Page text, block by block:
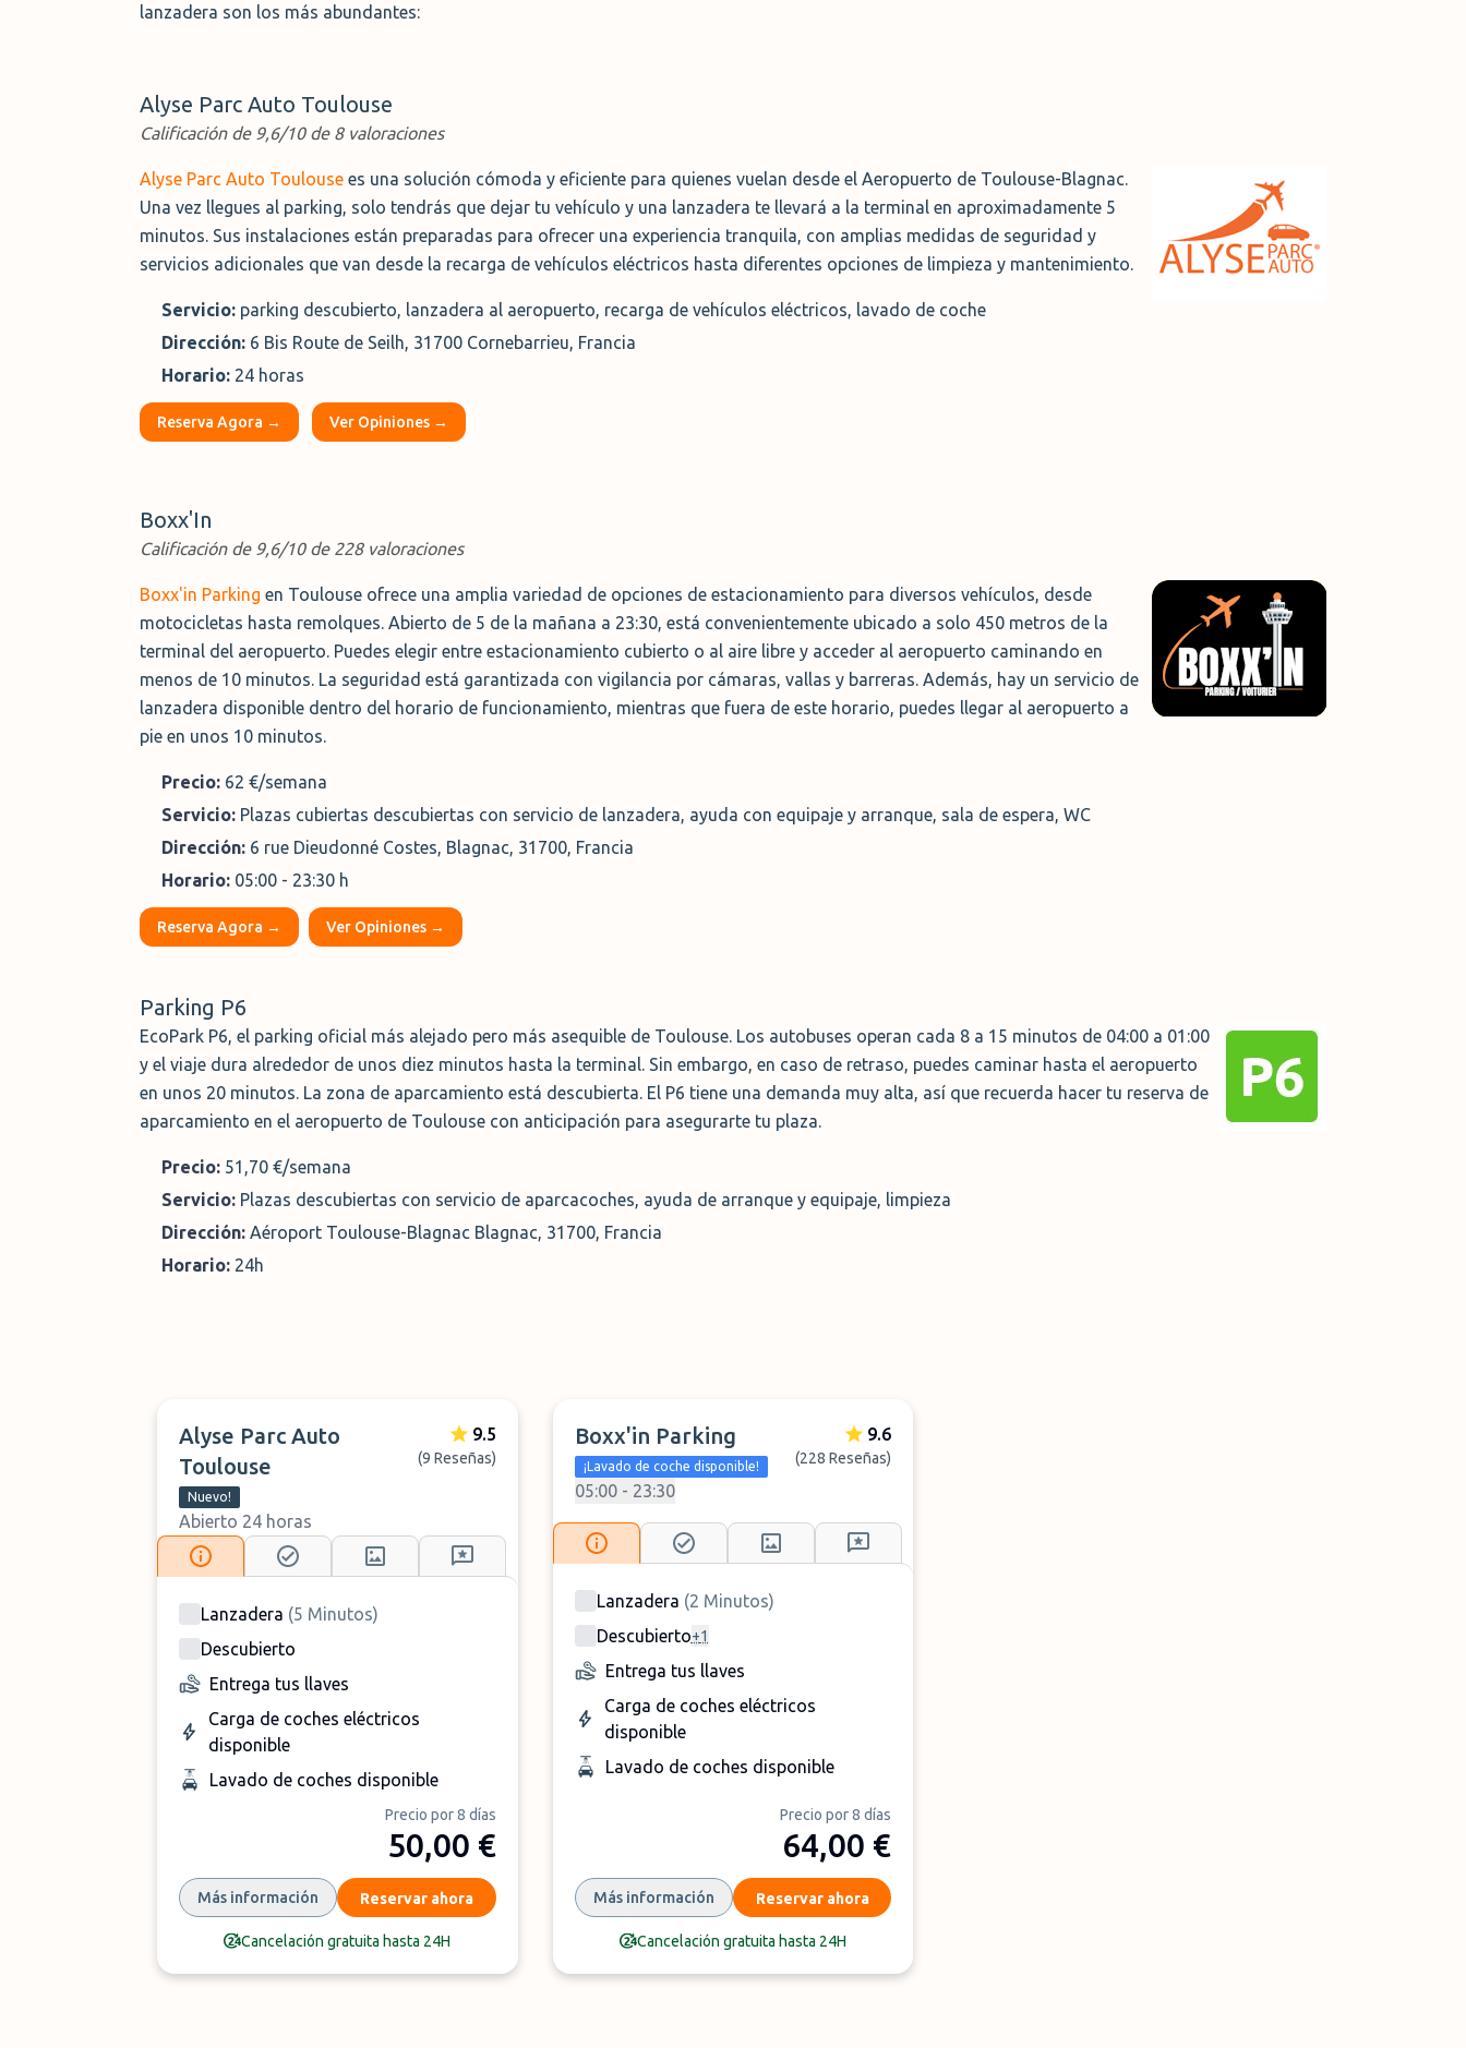
lanzadera son los más abundantes:
Alyse Parc Auto Toulouse
Calificación de 9,6/10 de 8 valoraciones
Alyse Parc Auto Toulouse es una solución cómoda y eficiente para quienes vuelan desde el Aeropuerto de Toulouse-Blagnac.
Una vez llegues al parking, solo tendrás que dejar tu vehículo y una lanzadera te llevará a la terminal en aproximadamente 5
minutos. Sus instalaciones están preparadas para ofrecer una experiencia tranquila, con amplias medidas de seguridad y
servicios adicionales que van desde la recarga de vehículos eléctricos hasta diferentes opciones de limpieza y mantenimiento.
Servicio: parking descubierto, lanzadera al aeropuerto, recarga de vehículos eléctricos, lavado de coche
Dirección: 6 Bis Route de Seilh, 31700 Cornebarrieu, Francia
Horario: 24 horas
Reserva Agora → Ver Opiniones →
Boxx'In
Calificación de 9,6/10 de 228 valoraciones
Boxx'in Parking en Toulouse ofrece una amplia variedad de opciones de estacionamiento para diversos vehículos, desde
motocicletas hasta remolques. Abierto de 5 de la mañana a 23:30, está convenientemente ubicado a solo 450 metros de la
terminal del aeropuerto. Puedes elegir entre estacionamiento cubierto o al aire libre y acceder al aeropuerto caminando en
menos de 10 minutos. La seguridad está garantizada con vigilancia por cámaras, vallas y barreras. Además, hay un servicio de
lanzadera disponible dentro del horario de funcionamiento, mientras que fuera de este horario, puedes llegar al aeropuerto a
pie en unos 10 minutos.
Precio: 62 €/semana
Servicio: Plazas cubiertas descubiertas con servicio de lanzadera, ayuda con equipaje y arranque, sala de espera, WC
Dirección: 6 rue Dieudonné Costes, Blagnac, 31700, Francia
Horario: 05:00 - 23:30 h
Reserva Agora → Ver Opiniones →
Parking P6
EcoPark P6, el parking oficial más alejado pero más asequible de Toulouse. Los autobuses operan cada 8 a 15 minutos de 04:00 a 01:00
y el viaje dura alrededor de unos diez minutos hasta la terminal. Sin embargo, en caso de retraso, puedes caminar hasta el aeropuerto
en unos 20 minutos. La zona de aparcamiento está descubierta. El P6 tiene una demanda muy alta, así que recuerda hacer tu reserva de
aparcamiento en el aeropuerto de Toulouse con anticipación para asegurarte tu plaza.
Precio: 51,70 €/semana
Servicio: Plazas descubiertas con servicio de aparcacoches, ayuda de arranque y equipaje, limpieza
Dirección: Aéroport Toulouse-Blagnac Blagnac, 31700, Francia
Horario: 24h
Alyse Parc Auto
Toulouse
Nuevo!
Abierto 24 horas
9.5
(9 Reseñas)
Lanzadera (5 Minutos)
Descubierto
Entrega tus llaves
Carga de coches eléctricos
disponible
Lavado de coches disponible
Precio por 8 días
50,00 €
Más información Reservar ahora
Cancelación gratuita hasta 24H
Boxx'in Parking
¡Lavado de coche disponible!
05:00 - 23:30
9.6
(228 Reseñas)
Lanzadera (2 Minutos)
Descubierto+1
Entrega tus llaves
Carga de coches eléctricos
disponible
Lavado de coches disponible
Precio por 8 días
64,00 €
Más información Reservar ahora
Cancelación gratuita hasta 24H